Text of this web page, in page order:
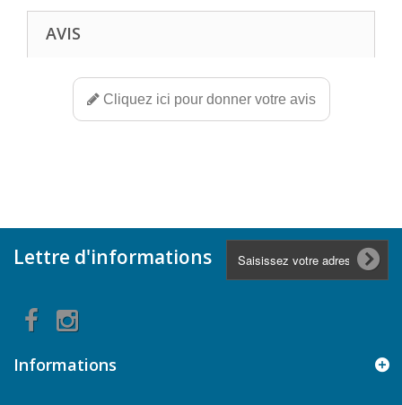
AVIS
Cliquez ici pour donner votre avis
Lettre d'informations
Informations